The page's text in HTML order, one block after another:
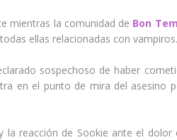
mientras la comunidad de Bon
ellas relacionadas con vampiros.
sospechoso de haber
en el punto de mira del asesino
la reacción de Sookie ante el dolor